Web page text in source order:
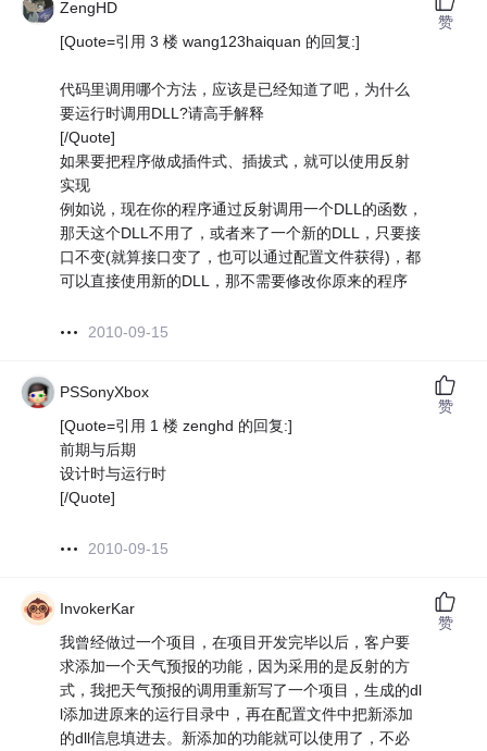
ZengHD
[Quote=引用 3 楼 wang123haiquan 的回复:]
代码里调用哪个方法，应该是已经知道了吧，为什么
要运行时调用DLL?请高手解释
[/Quote]
如果要把程序做成插件式、插拔式，就可以使用反射
实现
例如说，现在你的程序通过反射调用一个DLL的函数，
那天这个DLL不用了，或者来了一个新的DLL，只要接
口不变(就算接口变了，也可以通过配置文件获得)，都
可以直接使用新的DLL，那不需要修改你原来的程序
2010-09-15
赞
PSSonyXbox
[Quote=引用 1 楼 zenghd 的回复:]
前期与后期
设计时与运行时
[/Quote]
2010-09-15
赞
InvokerKar
我曾经做过一个项目，在项目开发完毕以后，客户要
求添加一个天气预报的功能，因为采用的是反射的方
式，我把天气预报的调用重新写了一个项目，生成的dl
l添加进原来的运行目录中，再在配置文件中把新添加
的dll信息填进去。新添加的功能就可以使用了，不必
赞